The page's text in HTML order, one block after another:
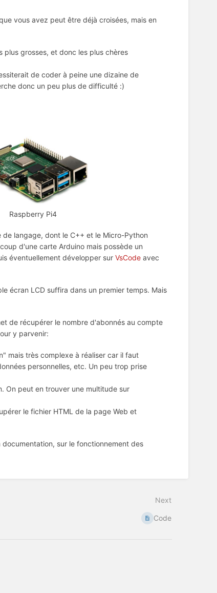
vous avez peut être déjà croisées, mais en
plus grosses, et donc les plus chères
de coder à peine une dizaine de
donc un peu plus de difficulté :)
Pi4
langage, dont le C++ et le Micro-Python
d'une carte Arduino mais possède un
éventuellement développer sur VsCode avec
écran LCD suffira dans un premier temps. Mais
de récupérer le nombre d'abonnés au compte
y parvenir:
mais très complexe à réaliser car il faut
personnelles, etc. Un peu trop prise
On peut en trouver une multitude sur
le fichier HTML de la page Web et
sur le fonctionnement des
Next
Code